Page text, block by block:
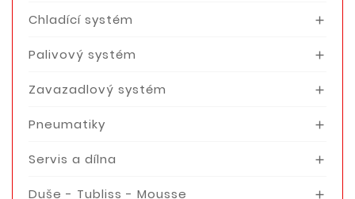
Chladící systém 
Palivový systém 
Zavazadlový systém 
Pneumatiky 
Servis a dílna 
Duše - Tubliss - Mousse 